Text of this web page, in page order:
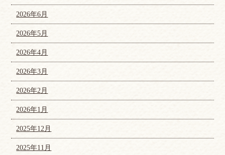
2026年6月
2026年5月
2026年4月
2026年3月
2026年2月
2026年1月
2025年12月
2025年11月